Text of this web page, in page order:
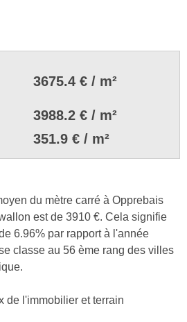
3675.4 € / m²
3988.2 € / m²
351.9 € / m²
du mètre carré à Opprebais
est de 3910 €. Cela signifie
6.96% par rapport à l'année
classe au 56 ème rang des villes
de l'immobilier et terrain